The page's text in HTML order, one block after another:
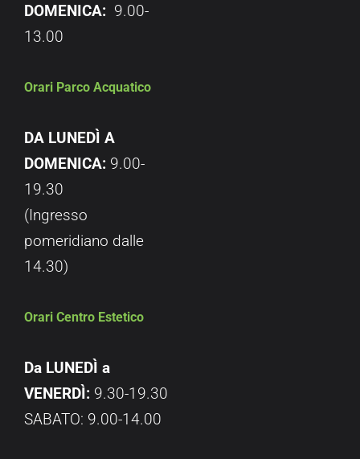
DOMENICA: 9.00-
13.00
Orari Parco Acquatico
DA LUNEDÌ A
DOMENICA: 9.00-
19.30
(Ingresso
pomeridiano dalle
14.30)
Orari Centro Estetico
Da LUNEDÌ a
VENERDÌ: 9.30-19.30
SABATO: 9.00-14.00